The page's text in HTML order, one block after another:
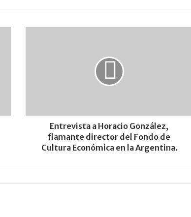
Entrevista a Horacio González,
flamante director del Fondo de
Cultura Económica en la Argentina.